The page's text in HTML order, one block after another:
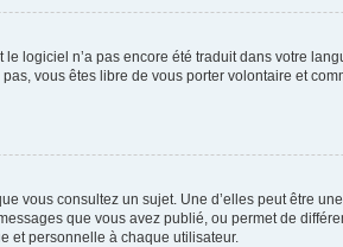
logiciel n’a pas encore été traduit dans votre
vous êtes libre de vous porter volontaire et
vous consultez un sujet. Une d’elles peut être
que vous avez publié, ou permet de
et personnelle à chaque utilisateur.